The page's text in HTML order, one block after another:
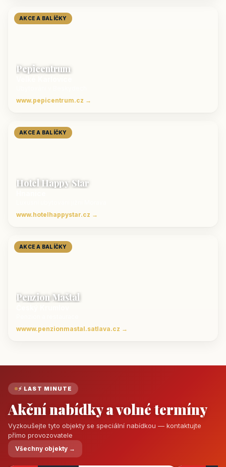
AKCE A BALÍČKY
Pepicentrum
www.pepicentrum.cz →
AKCE A BALÍČKY
Hotel Happy Star
www.hotelhappystar.cz →
AKCE A BALÍČKY
Penzion Maštal
wwww.penzionmastal.satlava.cz →
⚡ LAST MINUTE
Akční nabídky a volné termíny
Vyzkoušejte tyto objekty se speciální nabídkou — kontaktujte
přímo provozovatele
Všechny objekty →